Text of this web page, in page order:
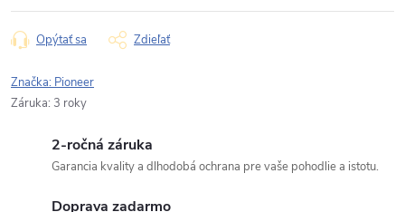
Opýtať sa Zdieľať
Značka: Pioneer
Záruka: 3 roky
2-ročná záruka
Garancia kvality a dlhodobá ochrana pre vaše pohodlie a istotu.
Doprava zadarmo